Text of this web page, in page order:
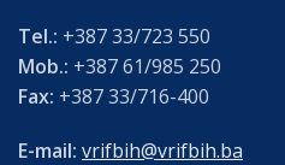
Tel.: +387 33/723 550
Mob.: +387 61/985 250
Fax: +387 33/716-400
E-mail: vrifbih@vrifbih.ba